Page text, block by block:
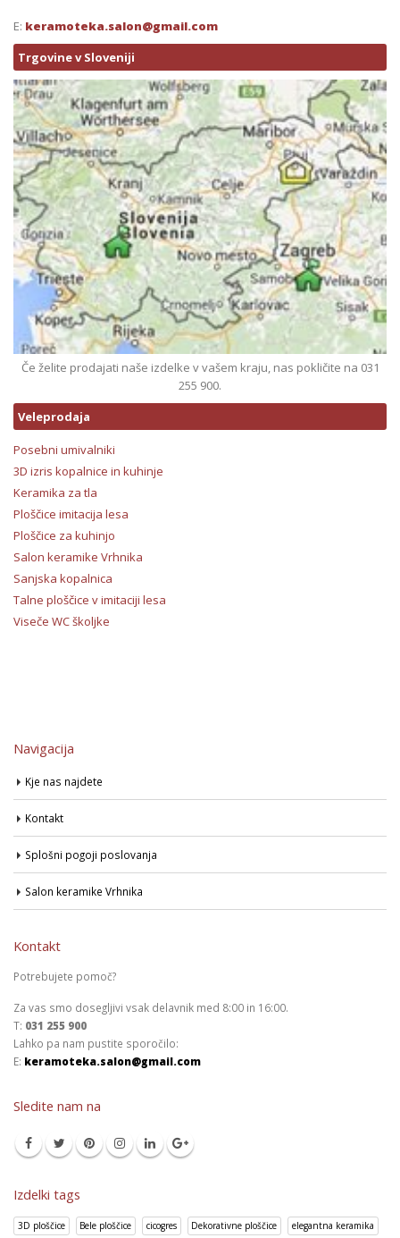
E: keramoteka.salon@gmail.com
Trgovine v Sloveniji
Če želite prodajati naše izdelke v vašem kraju, nas pokličite na 031
255 900.
Veleprodaja
Posebni umivalniki
3D izris kopalnice in kuhinje
Keramika za tla
Ploščice imitacija lesa
Ploščice za kuhinjo
Salon keramike Vrhnika
Sanjska kopalnica
Talne ploščice v imitaciji lesa
Viseče WC školjke
Navigacija
Kje nas najdete
Kontakt
Splošni pogoji poslovanja
Salon keramike Vrhnika
Kontakt
Potrebujete pomoč?
Za vas smo dosegljivi vsak delavnik med 8:00 in 16:00.
T: 031 255 900
Lahko pa nam pustite sporočilo:
E: keramoteka.salon@gmail.com
Sledite nam na
Izdelki tags
3D ploščice Bele ploščice cicogres Dekorativne ploščice elegantna keramika